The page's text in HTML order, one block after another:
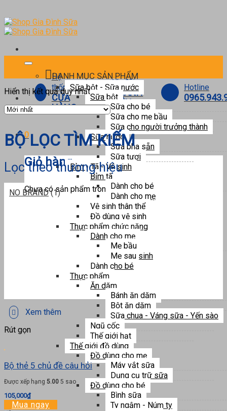
to
content
Hệ
thống
CỬA
HÀNG
Ưu đãi
THÀNH
VIÊN
Hotline
0
Giỏ hàng
Chưa có sản phẩm trong giỏ hàng.
DANH MỤC SẢN PHẨM
Sữa bột - Sữa nước
Sữa bột
Sữa cho bé
Sữa cho mẹ bầu
Sữa cho người trưởng thành
Sữa nước
Sữa pha sẵn
Sữa tươi
Bỉm - Tã - Vệ sinh
Bỉm tã
Dành cho bé
Dành cho mẹ
Vệ sinh thân thể
Đồ dùng vệ sinh
Thực phẩm chức năng
Dành cho mẹ
Mẹ bầu
Mẹ sau sinh
Dành cho bé
Thực phẩm
Ăn dặm
Bánh ăn dặm
Bột ăn dặm
Sữa chua - Váng sữa - Yến sào
Ngũ cốc
Thế giới hạt
Thế giới đồ dùng
Đồ dùng cho mẹ
Máy vắt sữa
Dụng cụ trữ sữa
Đồ dùng cho bé
Bình sữa
Ty ngậm - Núm ty
Hiển thị kết quả duy nhất
BỘ LỌC TÌM KIẾM
Lọc theo thương hiệu
NO BRAND (1)
Xem thêm
Rút gọn
Bộ thẻ 5 chủ đề câu hỏi
Được xếp hạng 5.00 5 sao
105,000₫
Mua ngay